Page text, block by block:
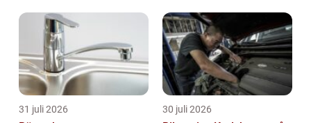
31 juli 2026 30 juli 2026